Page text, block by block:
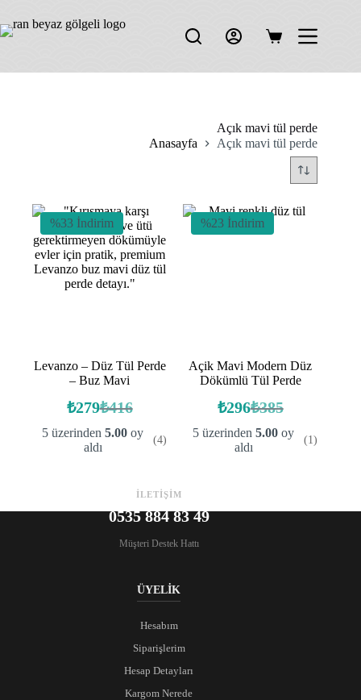
content
Shopping
Açık mavi tül perde
Anasayfa
Açık mavi tül perde
%33 İndirim
Levanzo – Düz Tül Perde
– Buz Mavi
₺416
Orijinal
fiyat:
₺416.
₺279Şu
andaki
fiyat:
5 üzerinden5.00 oy
aldı
(4)
%23 İndirim
Açik Mavi Modern Düz
Dökümlü Tül Perde
₺385
Orijinal
fiyat:
₺385.
₺296Şu
andaki
fiyat:
5 üzerinden5.00 oy
aldı
(1)
İLETİŞİM
0535 884 83 49
Müşteri Destek Hattı
ÜYELİK
Hesabım
Siparişlerim
Hesap Detayları
Kargom Nerede